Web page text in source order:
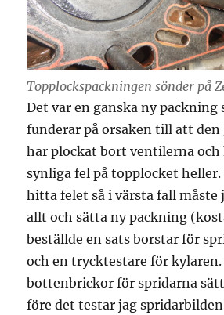
Topplockspackningen sönder på
Det var en ganska ny packning
funderar på orsaken till att den
har plockat bort ventilerna
synliga fel på topplocket
hitta felet så i värsta fall måste
allt och sätta ny packning
beställde en sats borstar för
och en trycktestare för kylaren.
bottenbrickor för spridarna
före det testar jag